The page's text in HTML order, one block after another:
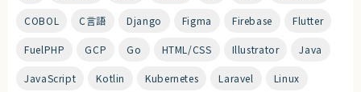
COBOL C言語 Django Figma Firebase Flutter
FuelPHP GCP Go HTML/CSS Illustrator Java
JavaScript Kotlin Kubernetes Laravel Linux